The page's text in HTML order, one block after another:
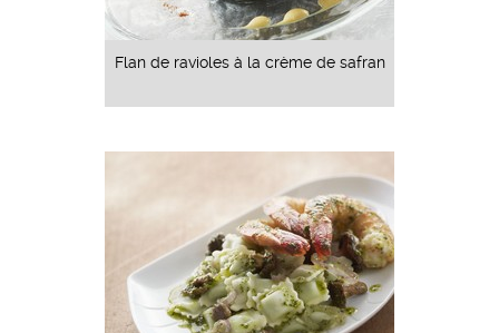
Flan de ravioles à la crème de safran